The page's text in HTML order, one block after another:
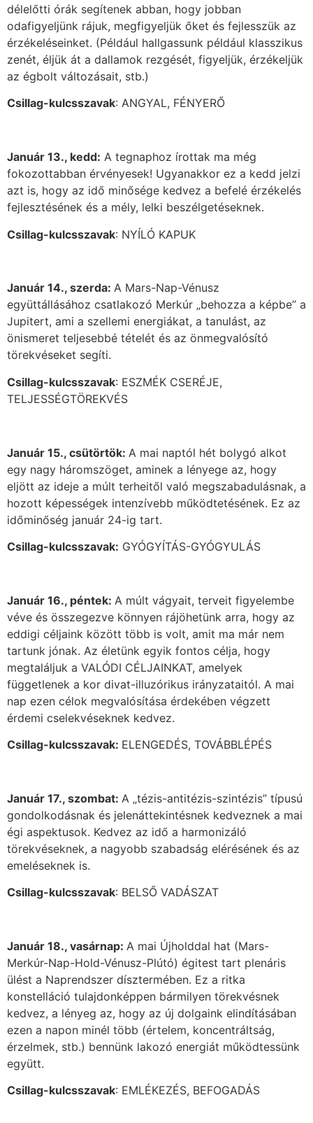
délelőtti órák segítenek abban, hogy jobban
odafigyeljünk rájuk, megfigyeljük őket és fejlesszük az
érzékeléseinket. (Például hallgassunk például klasszikus
zenét, éljük át a dallamok rezgését, figyeljük, érzékeljük
az égbolt változásait, stb.)
Csillag-kulcsszavak: ANGYAL, FÉNYERŐ
Január 13., kedd: A tegnaphoz írottak ma még
fokozottabban érvényesek! Ugyanakkor ez a kedd jelzi
azt is, hogy az idő minősége kedvez a befelé érzékelés
fejlesztésének és a mély, lelki beszélgetéseknek.
Csillag-kulcsszavak: NYÍLÓ KAPUK
Január 14., szerda: A Mars-Nap-Vénusz
együttállásához csatlakozó Merkúr „behozza a képbe” a
Jupitert, ami a szellemi energiákat, a tanulást, az
önismeret teljesebbé tételét és az önmegvalósító
törekvéseket segíti.
Csillag-kulcsszavak: ESZMÉK CSERÉJE,
TELJESSÉGTÖREKVÉS
Január 15., csütörtök: A mai naptól hét bolygó alkot
egy nagy háromszöget, aminek a lényege az, hogy
eljött az ideje a múlt terheitől való megszabadulásnak, a
hozott képességek intenzívebb működtetésének. Ez az
időminőség január 24-ig tart.
Csillag-kulcsszavak: GYÓGYÍTÁS-GYÓGYULÁS
Január 16., péntek: A múlt vágyait, terveit figyelembe
véve és összegezve könnyen rájöhetünk arra, hogy az
eddigi céljaink között több is volt, amit ma már nem
tartunk jónak. Az életünk egyik fontos célja, hogy
megtaláljuk a VALÓDI CÉLJAINKAT, amelyek
függetlenek a kor divat-illuzórikus irányzataitól. A mai
nap ezen célok megvalósítása érdekében végzett
érdemi cselekvéseknek kedvez.
Csillag-kulcsszavak: ELENGEDÉS, TOVÁBBLÉPÉS
Január 17., szombat: A „tézis-antitézis-szintézis” típusú
gondolkodásnak és jelenáttekintésnek kedveznek a mai
égi aspektusok. Kedvez az idő a harmonizáló
törekvéseknek, a nagyobb szabadság elérésének és az
emeléseknek is.
Csillag-kulcsszavak: BELSŐ VADÁSZAT
Január 18., vasárnap: A mai Újholddal hat (Mars-
Merkúr-Nap-Hold-Vénusz-Plútó) égitest tart plenáris
ülést a Naprendszer dísztermében. Ez a ritka
konstelláció tulajdonképpen bármilyen törekvésnek
kedvez, a lényeg az, hogy az új dolgaink elindításában
ezen a napon minél több (értelem, koncentráltság,
érzelmek, stb.) bennünk lakozó energiát működtessünk
együtt.
Csillag-kulcsszavak: EMLÉKEZÉS, BEFOGADÁS